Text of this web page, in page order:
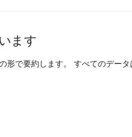
ます
形で要約します。 すべてのデー